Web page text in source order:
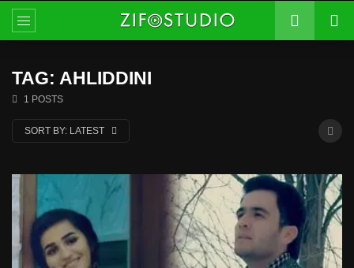
TAG: AHLIDDINI
1 POSTS
SORT BY: LATEST